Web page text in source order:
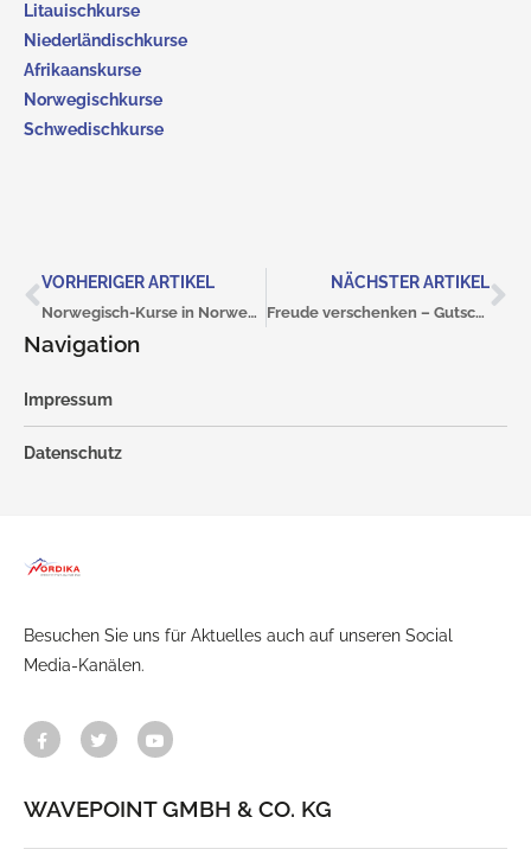
Navigation
Impressum
Datenschutz
Litauischkurse
Niederländischkurse
Afrikaanskurse
Norwegischkurse
Schwedischkurse
VORHERIGER ARTIKEL
Norwegisch-Kurse in Norwegen
NÄCHSTER ARTIKEL
Freude verschenken – Gutscheine bei Nordika!
Besuchen Sie uns für Aktuelles auch auf unseren Social
Media-Kanälen.
WAVEPOINT GMBH & CO. KG